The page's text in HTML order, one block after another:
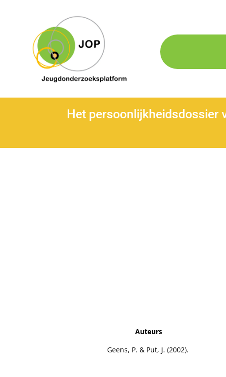
Het persoonlijkheidsdossier
Auteurs
Geens, P. & Put, J. (2002).